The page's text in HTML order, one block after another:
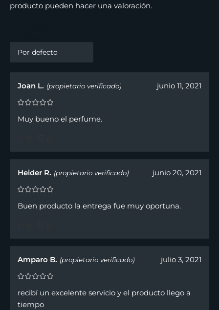
Joan L. (propietario verificado) junio 11, 2021
Muy bueno el perfume.
Heider R. (propietario verificado) junio 20, 2021
Buen producto la entrega fue muy oportuna.
Amparo B. (propietario verificado) julio 3, 2021
recibí un excelente servicio y el producto llego a
tiempo
producto pueden hacer una valoración.